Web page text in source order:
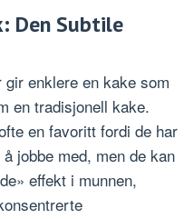
Den Subtile
enklere en kake som
en tradisjonell kake.
en favoritt fordi de har
jobbe med, men de kan
effekt i munnen,